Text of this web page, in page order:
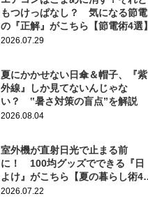
もつけっぱなし？ 気になる節電
の『正解』がこちら【節電術4選】
2026.07.29
夏にかかせない日傘＆帽子、『紫
外線』しか見てないんじゃな
い？ ‟暑さ対策の盲点”を解説
2026.08.04
室外機が直射日光で止まる前
に！ 100均グッズでできる『日
よけ』がこちら【夏の暮らし術4
選】
2026.07.22